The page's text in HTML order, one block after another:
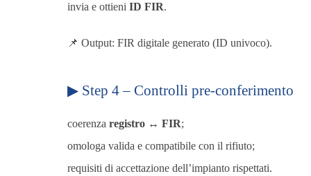
invia e ottieniID FIR.
📌 Output: FIR digitale generato (ID univoco).
▶ Step 4 – Controlli pre-conferimento
coerenzaregistro ↔ FIR;
omologa valida e compatibile con il rifiuto;
requisiti di accettazione dell’impianto rispettati.